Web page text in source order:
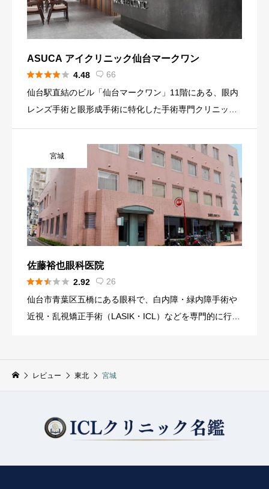
ASUCA アイクリニック仙台マークワン
 4.48  66
仙台駅直結のビル「仙台マークワン」11階にある、眼内
レンズ手術と眼形成手術に特化した手術専門クリニック
子体手術などの自費・保険手術を全国から患者を受け入
れて行 […]
宮城
佐藤裕也眼科医院
 2.92  26
仙台市青葉区五橋にある眼科で、白内障・緑内障手術や
近視・乱視矯正手術（LASIK・ICL）などを専門的に行う
レビュー 東北 宮城